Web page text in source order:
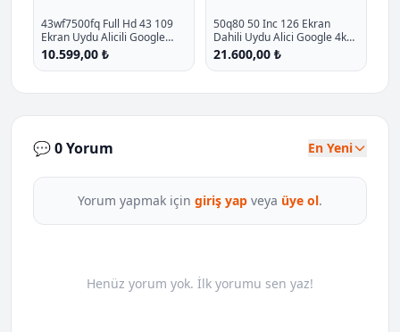
43wf7500fq Full Hd 43 109
Ekran Uydu Alicili Google
Smart Qled Tv P - %20.9
İndirim
10.599,00 ₺
50q80 50 Inc 126 Ekran
Dahili Uydu Alici Google 4k
Ulra Hd Qled Tv P - %10
İndirim
21.600,00 ₺
💬 0 Yorum En Yeni
Yorum yapmak için giriş yap veya üye ol.
Henüz yorum yok. İlk yorumu sen yaz!